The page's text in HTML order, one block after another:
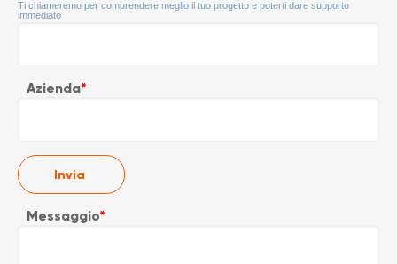
Ti chiameremo per comprendere meglio il tuo progetto e poterti dare supporto
immediato
Azienda*
Messaggio*